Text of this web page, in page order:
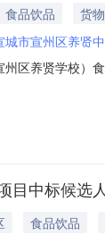
食品饮品
货物
城市宣州区养贤
区养贤学校）
理服务收费标
目中标候选
食品饮品